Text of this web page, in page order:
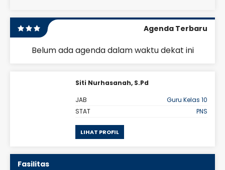
Agenda Terbaru
Belum ada agenda dalam waktu dekat ini
Siti Nurhasanah, S.Pd
JAB
Guru Kelas 10
STAT
PNS
LIHAT PROFIL
Fasilitas